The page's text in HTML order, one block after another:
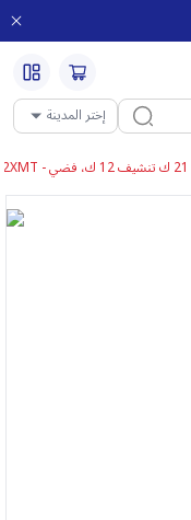
إختر المدينة